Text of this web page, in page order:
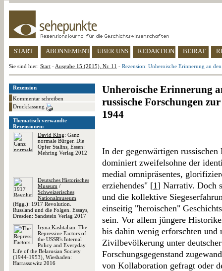
START ABONNEMENT ÜBER UNS REDAKTION BEIRAT
Sie sind hier: Start - Ausgabe 15 (2015), Nr. 11 - Rezension: Unheroische Erinnerung an
Rezension
Kommentar schreiben
Druckfassung
Thematisch verwandte
Rezensionen:
David King: Ganz
normale Bürger. Die
Opfer Stalins, Essen:
Mehring Verlag 2012
Deutsches Historisches
Museum /
Schweizerisches
Nationalmuseum
(Hgg.): 1917 Revolution.
Russland und die Folgen. Essays,
Dresden: Sandstein Verlag 2017
Iryna Kashtalian: The
Repressive Factors of
the USSR's Internal
Policy and Everyday
Life of the Belarusian Society
(1944-1953), Wiesbaden:
Harrassowitz 2016
Unheroische Erinnerung
russische Forschungen
1944
In der gegenwärtigen
dominiert zweifelsohne der
medial omnipräsentes,
erziehendes" [1] Narrativ. Doch
und die kollektive
einseitig "heroischen"
sein. Vor allem jüngere
bis dahin wenig erforschten und
Zivilbevölkerung unter
Forschungsgegenstand
von Kollaboration gefragt oder